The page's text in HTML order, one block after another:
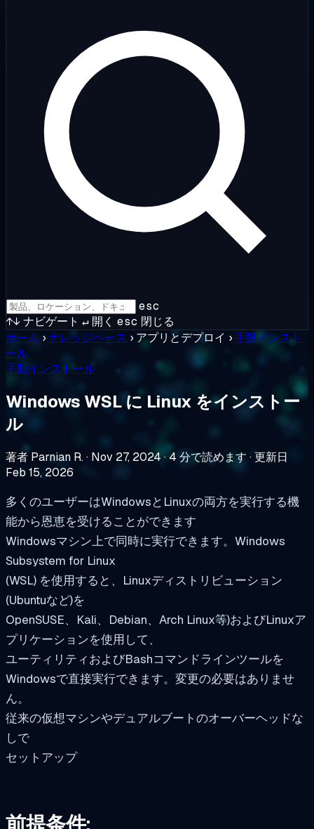
esc
↑↓ ナビゲート ↵ 開く esc 閉じる
ホーム ›ナレッジベース › アプリとデプロイ ›手動インスト
ール
手動インストール
Windows WSL に Linux をインストー
ル
著者 Parnian R.· Nov 27, 2024·4 分で読めます ·更新日
Feb 15, 2026
多くのユーザーはWindowsとLinuxの両方を実行する機
能から恩恵を受けることができます
Windowsマシン上で同時に実行できます。Windows
Subsystem for Linux
(WSL) を使用すると、Linuxディストリビューション
(Ubuntuなど)を
OpenSUSE、Kali、Debian、Arch Linux等)およびLinuxア
プリケーションを使用して、
ユーティリティおよびBashコマンドラインツールを
Windowsで直接実行できます。変更の必要はありませ
ん。
従来の仮想マシンやデュアルブートのオーバーヘッドな
しで
セットアップ